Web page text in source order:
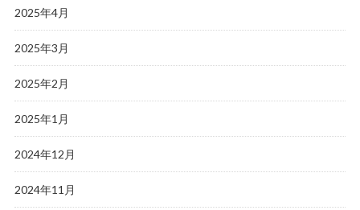
2025年4月
2025年3月
2025年2月
2025年1月
2024年12月
2024年11月